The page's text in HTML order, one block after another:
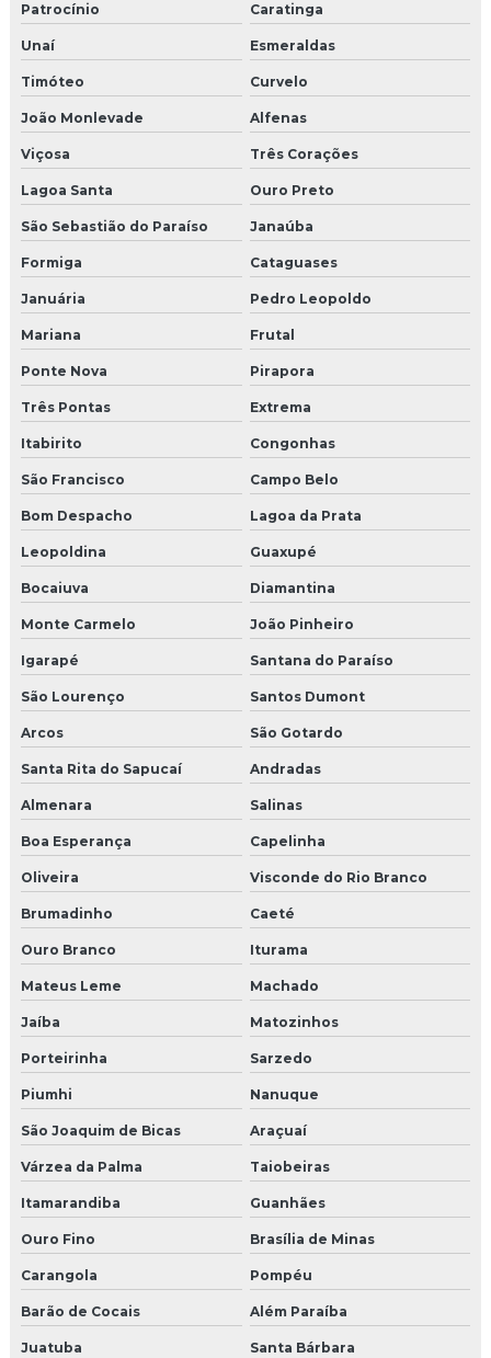
Patrocínio Caratinga
Unaí Esmeraldas
Timóteo Curvelo
João Monlevade Alfenas
Viçosa Três Corações
Lagoa Santa Ouro Preto
São Sebastião do Paraíso Janaúba
Formiga Cataguases
Januária Pedro Leopoldo
Mariana Frutal
Ponte Nova Pirapora
Três Pontas Extrema
Itabirito Congonhas
São Francisco Campo Belo
Bom Despacho Lagoa da Prata
Leopoldina Guaxupé
Bocaiuva Diamantina
Monte Carmelo João Pinheiro
Igarapé Santana do Paraíso
São Lourenço Santos Dumont
Arcos São Gotardo
Santa Rita do Sapucaí Andradas
Almenara Salinas
Boa Esperança Capelinha
Oliveira Visconde do Rio Branco
Brumadinho Caeté
Ouro Branco Iturama
Mateus Leme Machado
Jaíba Matozinhos
Porteirinha Sarzedo
Piumhi Nanuque
São Joaquim de Bicas Araçuaí
Várzea da Palma Taiobeiras
Itamarandiba Guanhães
Ouro Fino Brasília de Minas
Carangola Pompéu
Barão de Cocais Além Paraíba
Juatuba Santa Bárbara